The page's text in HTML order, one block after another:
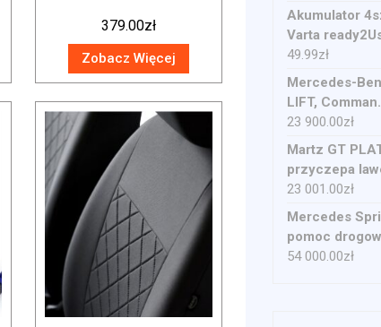
379.00zł
Zobacz Więcej
Akumulator
Varta
49.99zł
Mercedes-
LIFT,
23 900.00zł
Martz GT
przyczepa
23 001.00zł
Mercedes
pomoc
54 000.00zł